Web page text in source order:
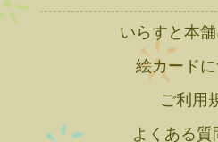
いらすと本
絵カード
ご利用
よくある質